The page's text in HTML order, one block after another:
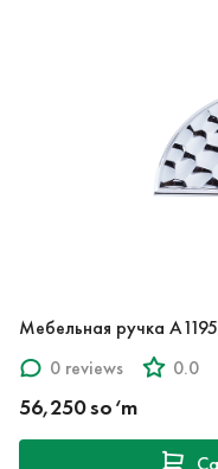
Мебельная ручка
0 reviews
0.0
56,250 so‘m